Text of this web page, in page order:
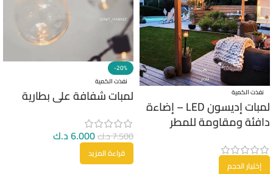
نفذت الكمية
لمبات إديسون LED – إضاءة
دافئة ومقاومة للمطر
إختيار الحجم
-20%
نفذت الكمية
لمبات شفافة على بطارية
7.500د.ك6.000د.ك
قراءة المزيد